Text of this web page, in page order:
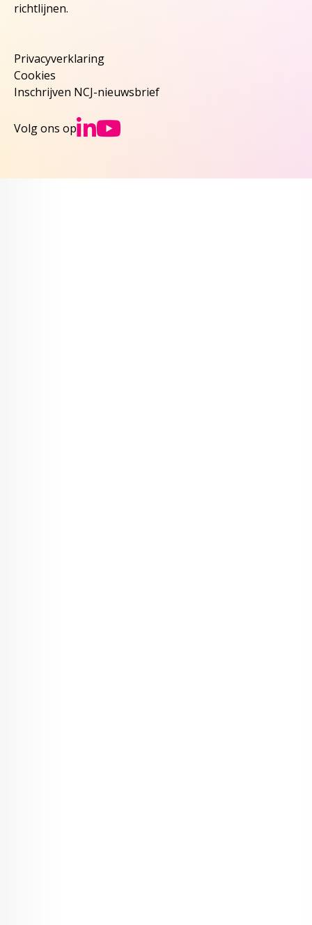
richtlijnen.
Privacyverklaring
Cookies
Inschrijven NCJ-nieuwsbrief
Volg ons op Ga naar NCJs